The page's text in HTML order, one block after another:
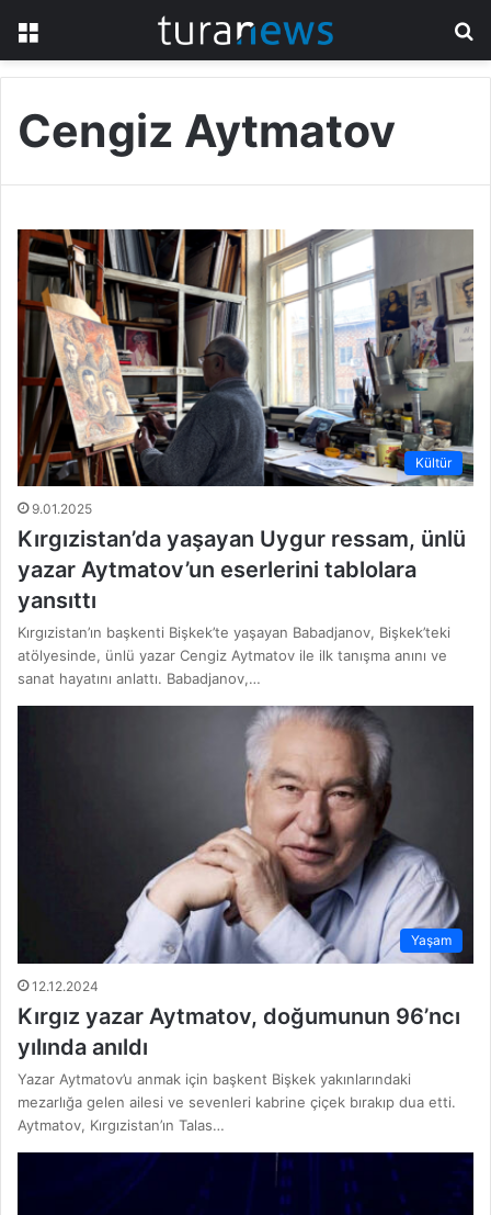
Cengiz Aytmatov
Kültür
9.01.2025
Kırgızistan’da yaşayan Uygur ressam, ünlü
yazar Aytmatov’un eserlerini tablolara
yansıttı
Kırgızistan’ın başkenti Bişkek’te yaşayan Babadjanov, Bişkek’teki
atölyesinde, ünlü yazar Cengiz Aytmatov ile ilk tanışma anını ve
sanat hayatını anlattı. Babadjanov,…
Yaşam
12.12.2024
Kırgız yazar Aytmatov, doğumunun 96’ncı
yılında anıldı
Yazar Aytmatov’u anmak için başkent Bişkek yakınlarındaki
mezarlığa gelen ailesi ve sevenleri kabrine çiçek bırakıp dua etti.
Aytmatov, Kırgızistan’ın Talas…